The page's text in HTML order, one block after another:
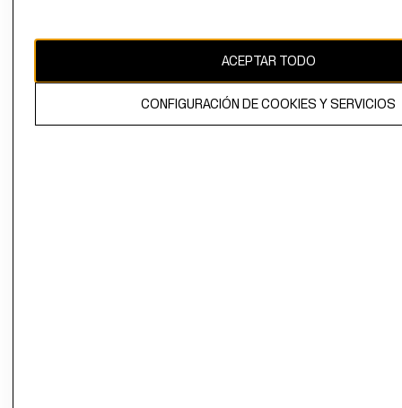
CAMBIAR REGIÓN
ACEPTAR TODO
CONFIGURACIÓN DE COOKIES Y SERVICIOS